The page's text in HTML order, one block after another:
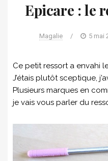
Epicare : le
Magalie / 5 mai
Ce petit ressort a envahi
J’étais plutôt sceptique,
Plusieurs marques en
je vais vous parler du